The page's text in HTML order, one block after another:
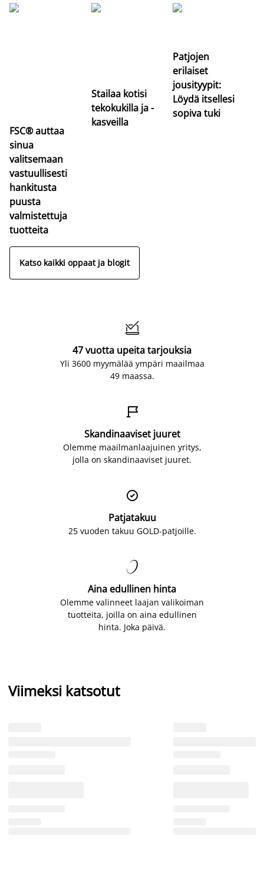
FSC® auttaa
sinua
valitsemaan
vastuullisesti
hankitusta
puusta
valmistettuja
tuotteita
Stailaa kotisi
tekokukilla ja -
kasveilla
Patjojen
erilaiset
jousityypit:
Löydä itsellesi
sopiva tuki
Katso kaikki oppaat ja blogit

47 vuotta upeita tarjouksia
Yli 3600 myymälää ympäri maailmaa
49 maassa.

Skandinaaviset juuret
Olemme maailmanlaajuinen yritys,
jolla on skandinaaviset juuret.

Patjatakuu
25 vuoden takuu GOLD-patjoille.

Aina edullinen hinta
Olemme valinneet laajan valikoiman
tuotteita, joilla on aina edullinen
hinta. Joka päivä.
Viimeksi katsotut